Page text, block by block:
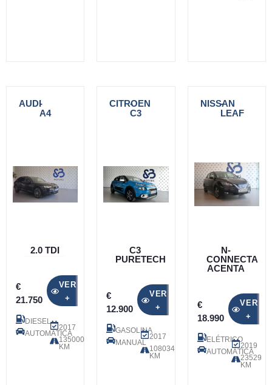
AUDI-
A4
2.0 TDI
€
21.750
VER
+
DIESEL
AUTOMÁTICA
2017
135000
KM
CITROEN
-
C3
C3
PURETECH
€
12.900
VER
+
GASOLINA
MANUAL
2017
108034
KM
NISSAN
-
LEAF
N-
CONNECTA
ACENTA
€
18.990
VER
+
ELÉTRICO
AUTOMÁTICA
2019
23529
KM